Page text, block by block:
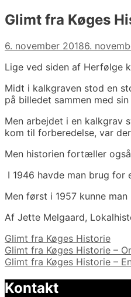
Glimt fra Køges
6. november 20186.
Lige ved siden af Herfølge
Midt i kalkgraven stod en
på billedet sammen med
Men arbejdet i en kalkgrav
kom til forberedelse, var
Men historien fortæller
I 1946 havde man brug for
Men først i 1957 kunne
Af Jette Melgaard,
Kategorier
Glimt fra Køges Historie
Indlægsnavigation
Glimt fra Køges Historie –
Glimt fra Køges Historie –
Kontakt